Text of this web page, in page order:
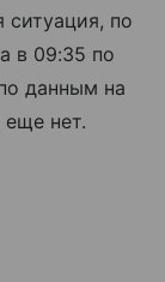
ситуация, по
в 09:35 по
данным на
еще нет.